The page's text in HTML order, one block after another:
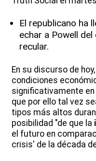
El republicano ha
echar a Powell
recular.
En su discurso de hoy,
condiciones
significativamente
que por ello tal vez
tipos más altos
posibilidad "de que la
el futuro en
crisis' de la década